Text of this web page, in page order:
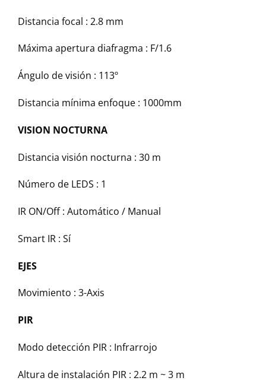
Distancia focal : 2.8 mm
Máxima apertura diafragma : F/1.6
Ángulo de visión : 113º
Distancia mínima enfoque : 1000mm
VISION NOCTURNA
Distancia visión nocturna : 30 m
Número de LEDS : 1
IR ON/Off : Automático / Manual
Smart IR : Sí
EJES
Movimiento : 3-Axis
PIR
Modo detección PIR : Infrarrojo
Altura de instalación PIR : 2.2 m ~ 3 m